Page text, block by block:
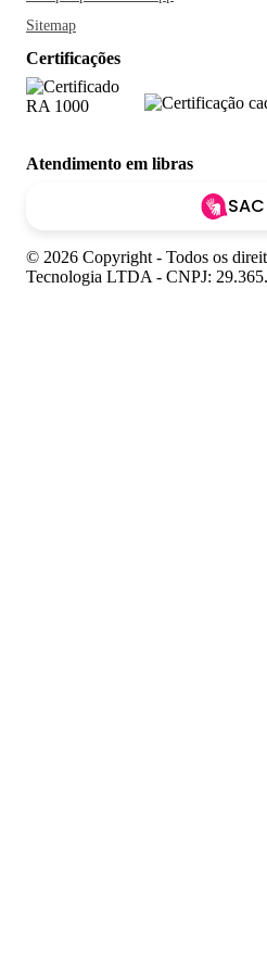
Sitemap
Certificações
Atendimento em libras
© 2026 Copyright - Todos os
Tecnologia LTDA - CNPJ: